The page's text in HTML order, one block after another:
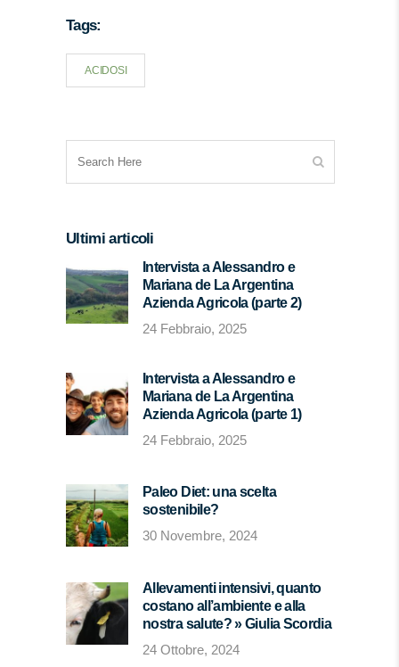
Tags:
ACIDOSI
Ultimi articoli
Intervista a Alessandro e
Mariana de La Argentina
Azienda Agricola (parte 2)
24 Febbraio, 2025
Intervista a Alessandro e
Mariana de La Argentina
Azienda Agricola (parte 1)
24 Febbraio, 2025
Paleo Diet: una scelta
sostenibile?
30 Novembre, 2024
Allevamenti intensivi, quanto
costano all’ambiente e alla
nostra salute? » Giulia Scordia
24 Ottobre, 2024